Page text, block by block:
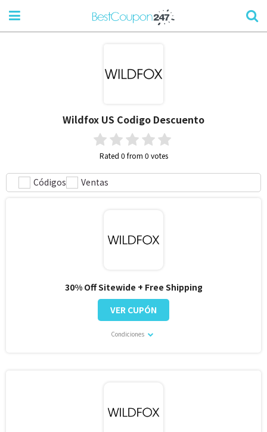
Wildfox US Codigo Descuento
Rated 0 from 0 votes
Códigos Ventas
30% Off Sitewide + Free Shipping
Condiciones
VER CUPÓN